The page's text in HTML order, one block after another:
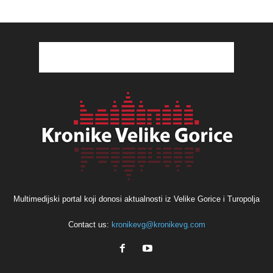
Multimedijski portal koji donosi aktualnosti iz Velike Gorice i Turopolja
Contact us: kronikevg@kronikevg.com